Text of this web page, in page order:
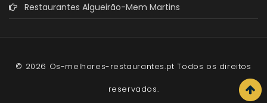
Restaurantes Algueirão-Mem Martins
© 2026 Os-melhores-restaurantes.pt Todos os direitos
reservados.